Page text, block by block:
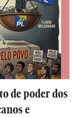
de poder dos
e